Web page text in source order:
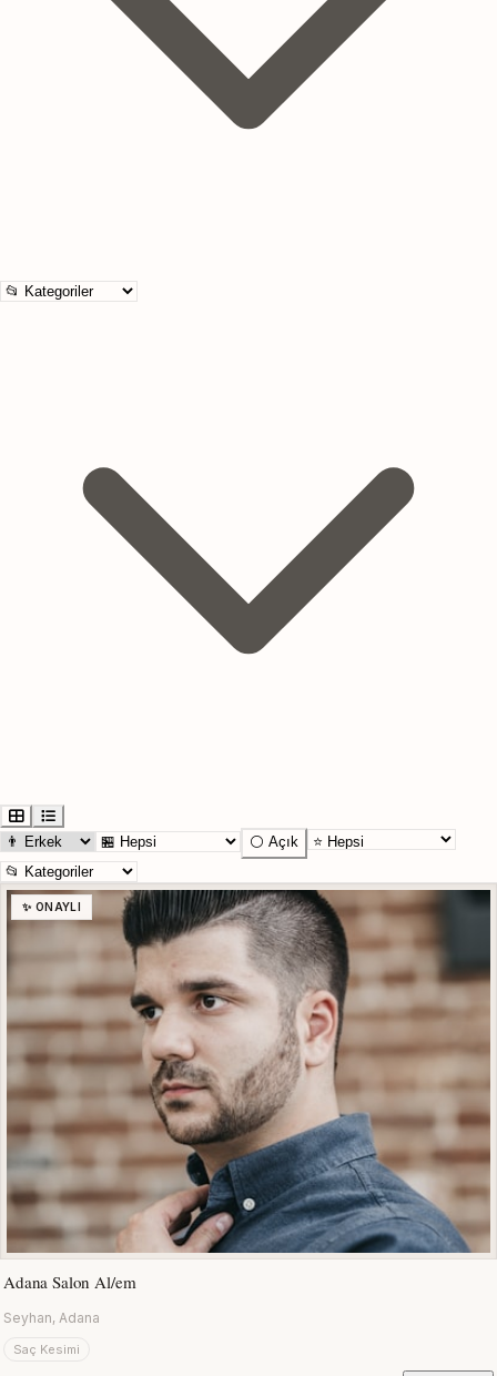
⚪ Açık
✨ ONAYLI
Adana Salon Al/em
Seyhan, Adana
Saç Kesimi